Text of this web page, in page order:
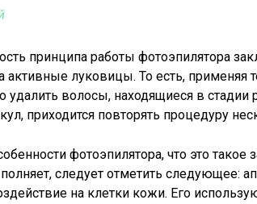
принципа работы фотоэпилятора
активные луковицы. То есть, применяя
удалить волосы, находящиеся в стадии
приходится повторять процедуру
фотоэпилятора, что это такое
следует отметить следующее:
на клетки кожи. Его